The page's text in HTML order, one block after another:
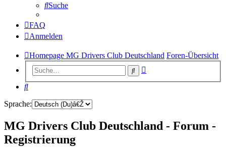
Suche
FAQ
Anmelden
Homepage MG Drivers Club Deutschland Foren-Übersicht
Suche
Suche
Sprache:
MG Drivers Club Deutschland - Forum -
Registrierung